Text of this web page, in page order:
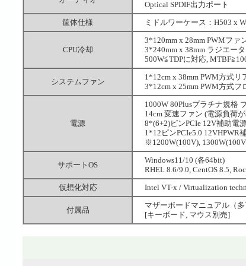
Optical SPDIF出力ポート
筐体仕様
ミドルワーケース：H503 x
CPU冷却
3*120mm x 28mm PWMファ
3*240mm x 38mm ラジエー
500W≦TDPに対応,
システムファン
1*12cm x 38mm PWM方式リ
3*12cm x 25mm PWM方式フ
電源
1000W 80Plusプラチナ規格
14cm 変速ファン (電源負荷
8*(6+2)ピンPCIe 12V補助電
1*12ピンPCIe5.0 12VHPWR
※1200W(100V),
サポートOS
Windows11/10 (各64bit)
RHEL 8.6/9.0, CentOS 8.5,
仮想化対応
Intel VT-x / Virtualization
付属品
マザーボードマニュアル（
[キーボード, マウス別売]